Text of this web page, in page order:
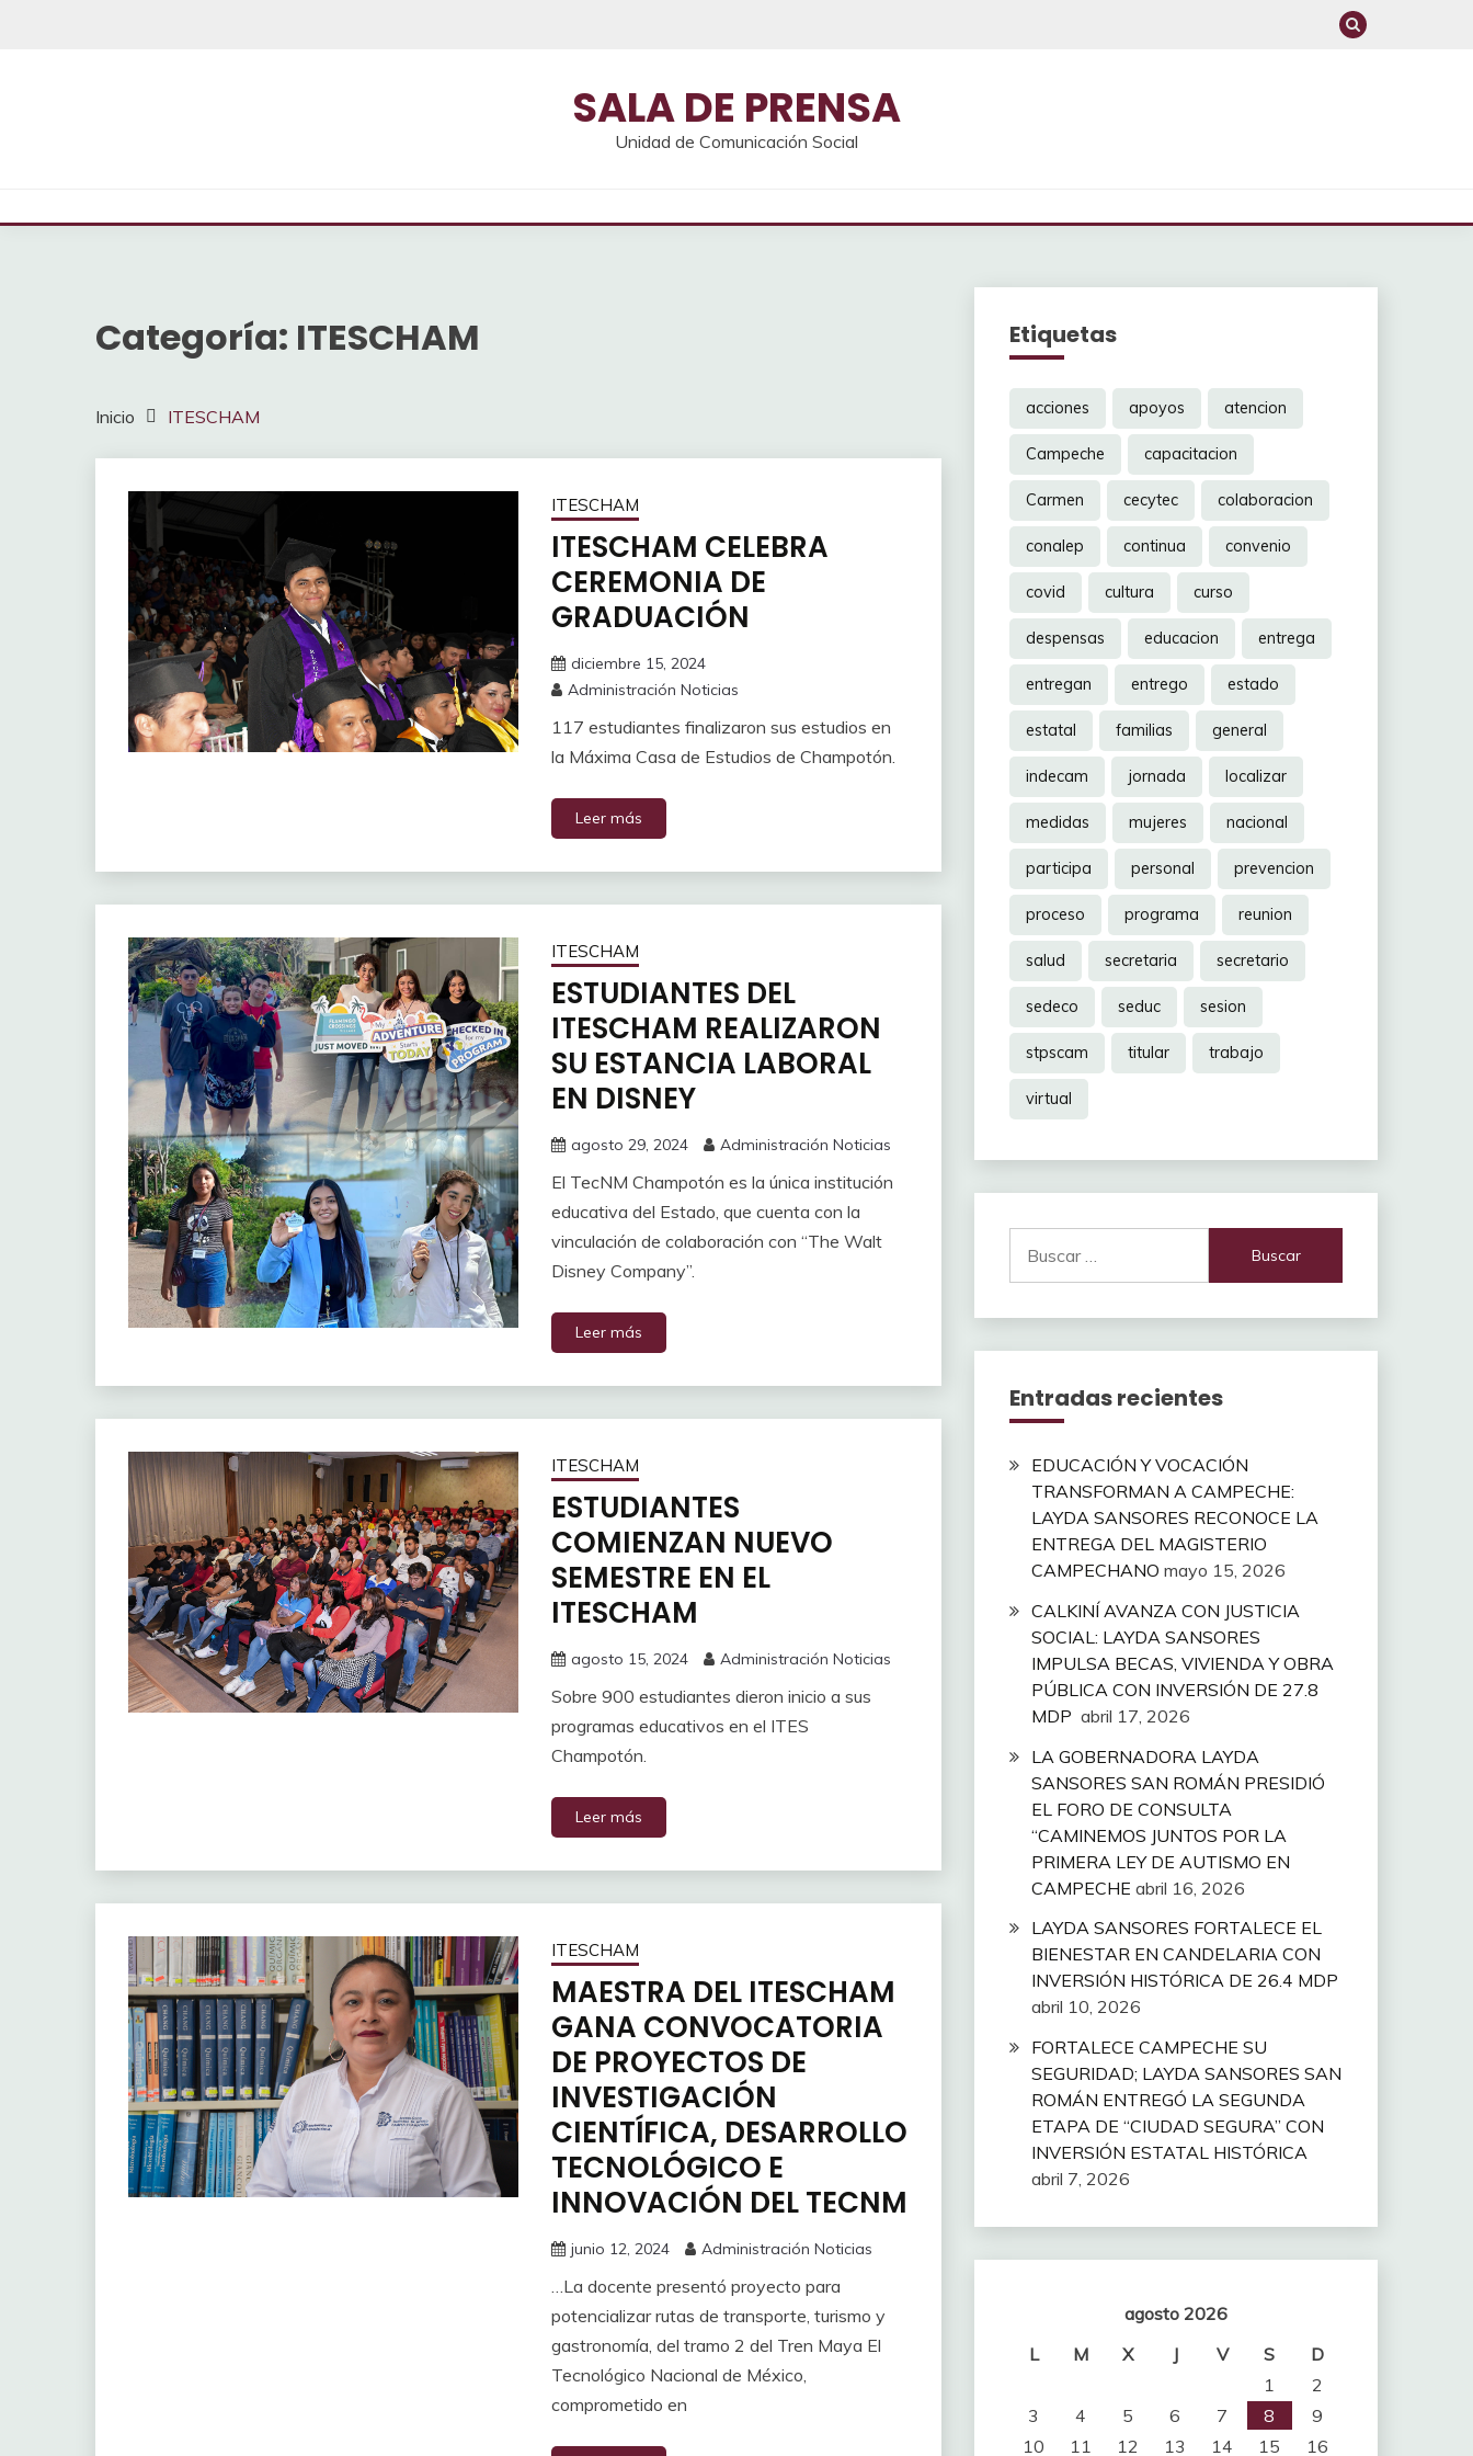
SALA DE PRENSA
Unidad de Comunicación Social
Categoría: ITESCHAM
Inicio ITESCHAM
ITESCHAM
ITESCHAM CELEBRA
CEREMONIA DE
GRADUACIÓN
diciembre 15, 2024
Administración Noticias
117 estudiantes finalizaron sus estudios en
la Máxima Casa de Estudios de Champotón.
Leer más
ITESCHAM
ESTUDIANTES DEL
ITESCHAM REALIZARON
SU ESTANCIA LABORAL
EN DISNEY
agosto 29, 2024 Administración Noticias
El TecNM Champotón es la única institución
educativa del Estado, que cuenta con la
vinculación de colaboración con “The Walt
Disney Company”.
Leer más
ITESCHAM
ESTUDIANTES
COMIENZAN NUEVO
SEMESTRE EN EL
ITESCHAM
agosto 15, 2024 Administración Noticias
Sobre 900 estudiantes dieron inicio a sus
programas educativos en el ITES
Champotón.
Leer más
ITESCHAM
MAESTRA DEL ITESCHAM
GANA CONVOCATORIA
DE PROYECTOS DE
INVESTIGACIÓN
CIENTÍFICA, DESARROLLO
TECNOLÓGICO E
INNOVACIÓN DEL TECNM
junio 12, 2024 Administración Noticias
…La docente presentó proyecto para
potencializar rutas de transporte, turismo y
gastronomía, del tramo 2 del Tren Maya El
Tecnológico Nacional de México,
comprometido en
Etiquetas
acciones apoyos atencion
Campeche capacitacion
Carmen cecytec colaboracion
conalep continua convenio
covid cultura curso
despensas educacion entrega
entregan entrego estado
estatal familias general
indecam jornada localizar
medidas mujeres nacional
participa personal prevencion
proceso programa reunion
salud secretaria secretario
sedeco seduc sesion
stpscam titular trabajo
virtual
Entradas recientes
EDUCACIÓN Y VOCACIÓN
TRANSFORMAN A CAMPECHE:
LAYDA SANSORES RECONOCE LA
ENTREGA DEL MAGISTERIO
CAMPECHANO mayo 15, 2026
CALKINÍ AVANZA CON JUSTICIA
SOCIAL: LAYDA SANSORES
IMPULSA BECAS, VIVIENDA Y OBRA
PÚBLICA CON INVERSIÓN DE 27.8
MDP abril 17, 2026
LA GOBERNADORA LAYDA
SANSORES SAN ROMÁN PRESIDIÓ
EL FORO DE CONSULTA
“CAMINEMOS JUNTOS POR LA
PRIMERA LEY DE AUTISMO EN
CAMPECHE abril 16, 2026
LAYDA SANSORES FORTALECE EL
BIENESTAR EN CANDELARIA CON
INVERSIÓN HISTÓRICA DE 26.4 MDP
abril 10, 2026
FORTALECE CAMPECHE SU
SEGURIDAD; LAYDA SANSORES SAN
ROMÁN ENTREGÓ LA SEGUNDA
ETAPA DE “CIUDAD SEGURA” CON
INVERSIÓN ESTATAL HISTÓRICA
abril 7, 2026
agosto 2026
L
M X J V S
D
1
2
3
4 5 6 7 8
9
10
11 12 13 14 15
16